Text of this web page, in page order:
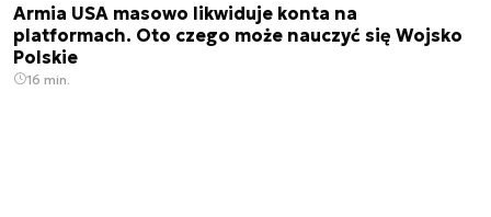
Armia USA masowo likwiduje konta na
platformach. Oto czego może nauczyć się Wojsko
Polskie
16 min.